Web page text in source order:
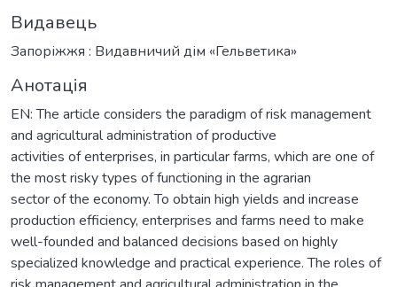
Видавець
Запоріжжя : Видавничий дім «Гельветика»
Анотація
EN: The article considers the paradigm of risk management
and agricultural administration of productive
activities of enterprises, in particular farms, which are one of
the most risky types of functioning in the agrarian
sector of the economy. To obtain high yields and increase
production efficiency, enterprises and farms need to make
well-founded and balanced decisions based on highly
specialized knowledge and practical experience. The roles of